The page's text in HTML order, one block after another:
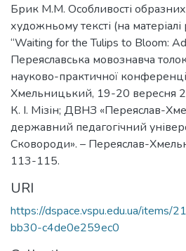
Брик М.М. Особливості
художньому тексті (на
“Waiting for the Tulips to Bloom:
Переяславська мовознавча
науково-практичної
Хмельницький, 19-20 вересня
К. І. Мізін; ДВНЗ «Переяслав-
державний педагогічний
Сковороди». – Переяслав-
113-115.
URI
https://dspace.vspu.edu.ua/items/
bb30-c4de0e259ec0